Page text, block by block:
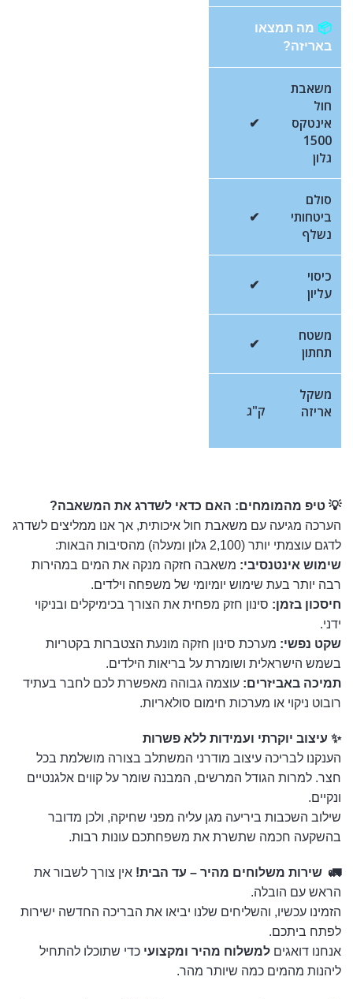
📦 מה תמצאו
באריזה?
משאבת
חול
אינטקס
1500
גלון
✔
סולם
ביטחותי
נשלף
✔
כיסוי
עליון
✔
משטח
תחתון
✔
משקל
אריזה
ק"ג
💡 טיפ מהמומחים: האם כדאי לשדרג את המשאבה?
הערכה מגיעה עם משאבת חול איכותית, אך אנו ממליצים לשדרג
לדגם עוצמתי יותר (2,100 גלון ומעלה) מהסיבות הבאות:
שימוש אינטנסיבי: משאבה חזקה מנקה את המים במהירות
רבה יותר בעת שימוש יומיומי של משפחה וילדים.
חיסכון בזמן: סינון חזק מפחית את הצורך בכימיקלים ובניקוי
ידני.
שקט נפשי: מערכת סינון חזקה מונעת הצטברות בקטריות
בשמש הישראלית ושומרת על בריאות הילדים.
תמיכה באביזרים: עוצמה גבוהה מאפשרת לכם לחבר בעתיד
רובוט ניקוי או מערכות חימום סולאריות.
✨ עיצוב יוקרתי ועמידות ללא פשרות
הענקנו לבריכה עיצוב מודרני המשתלב בצורה מושלמת בכל
חצר. למרות הגודל המרשים, המבנה שומר על קווים אלגנטיים
ונקיים.
שילוב השכבות ביריעה מגן עליה מפני שחיקה, ולכן מדובר
בהשקעה חכמה שתשרת את משפחתכם עונות רבות.
🚛 שירות משלוחים מהיר – עד הבית! אין צורך לשבור את
הראש עם הובלה.
הזמינו עכשיו, והשליחים שלנו יביאו את הבריכה החדשה ישירות
לפתח ביתכם.
אנחנו דואגים למשלוח מהיר ומקצועי כדי שתוכלו להתחיל
ליהנות מהמים כמה שיותר מהר.